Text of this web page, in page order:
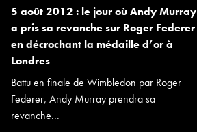
5 août 2012 : le jour où Andy Murray
a pris sa revanche sur Roger Federer
en décrochant la médaille d’or à
Londres
Battu en finale de Wimbledon par Roger
Federer, Andy Murray prendra sa
revanche...